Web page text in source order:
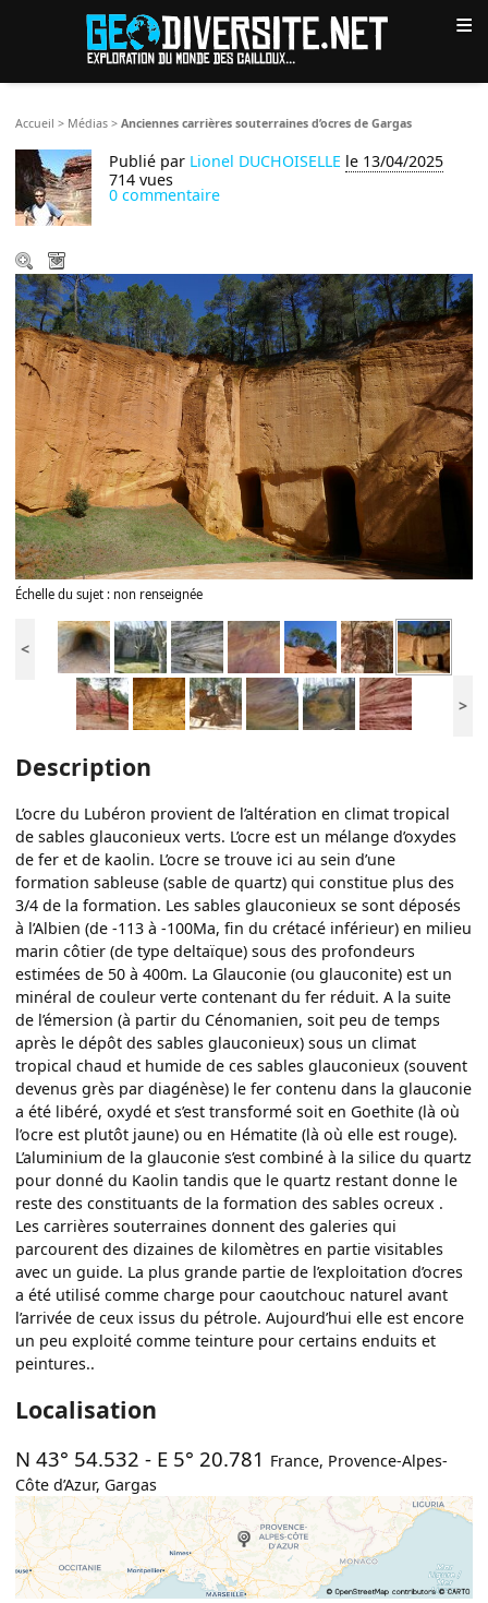
≡
Accueil > Médias >Anciennes carrières souterraines d’ocres de Gargas
Publié par Lionel DUCHOISELLE le 13/04/2025
714 vues
0 commentaire
Échelle du sujet : non renseignée
<
>
Description
L’ocre du Lubéron provient de l’altération en climat tropical
de sables glauconieux verts. L’ocre est un mélange d’oxydes
de fer et de kaolin. L’ocre se trouve ici au sein d’une
formation sableuse (sable de quartz) qui constitue plus des
3/4 de la formation. Les sables glauconieux se sont déposés
à l’Albien (de -113 à -100Ma, fin du crétacé inférieur) en milieu
marin côtier (de type deltaïque) sous des profondeurs
estimées de 50 à 400m. La Glauconie (ou glauconite) est un
minéral de couleur verte contenant du fer réduit. A la suite
de l’émersion (à partir du Cénomanien, soit peu de temps
après le dépôt des sables glauconieux) sous un climat
tropical chaud et humide de ces sables glauconieux (souvent
devenus grès par diagénèse) le fer contenu dans la glauconie
a été libéré, oxydé et s’est transformé soit en Goethite (là où
l’ocre est plutôt jaune) ou en Hématite (là où elle est rouge).
L’aluminium de la glauconie s’est combiné à la silice du quartz
pour donné du Kaolin tandis que le quartz restant donne le
reste des constituants de la formation des sables ocreux .
Les carrières souterraines donnent des galeries qui
parcourent des dizaines de kilomètres en partie visitables
avec un guide. La plus grande partie de l’exploitation d’ocres
a été utilisé comme charge pour caoutchouc naturel avant
l’arrivée de ceux issus du pétrole. Aujourd’hui elle est encore
un peu exploité comme teinture pour certains enduits et
peintures..
Localisation
N 43° 54.532 - E 5° 20.781 France, Provence-Alpes-
Côte d’Azur, Gargas